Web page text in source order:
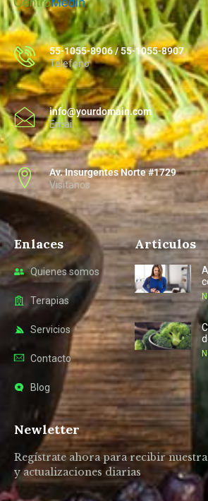
55-1055-8906 / 55-1055-8907
Telefono
info@yourdomain.com
Email
Av. Insurgentes Norte #1729
Visitanos
Enlaces
Quienes somos
Terapias
Servicios
Contacto
Blog
Articulos
Newletter
Regístrate ahora para recibir
y actualizaciones diarias